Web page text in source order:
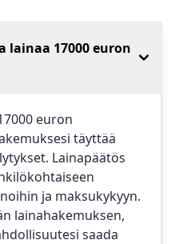
lainaa 17000 euron
euron
täyttää
Lainapäätös
ja maksukykyyn.
lainahakemuksen,
saada